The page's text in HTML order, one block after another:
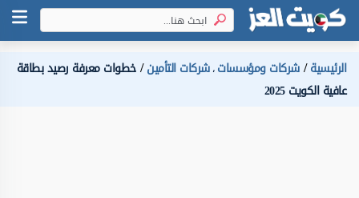
الرئيسية شركات ومؤسسات،شركات التأمين خطوات معرفة رصيد بطاقة
عافية الكويت 2025